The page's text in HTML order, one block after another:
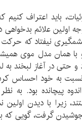
باید اعتراف
اولین علائم
نیفتاد که حرکت
و با همان مدل موی
و حتی در آغاز لبخند
به خود احساس
پیچانده بود. به
زیرا با دیدن
گرفت، گویی که